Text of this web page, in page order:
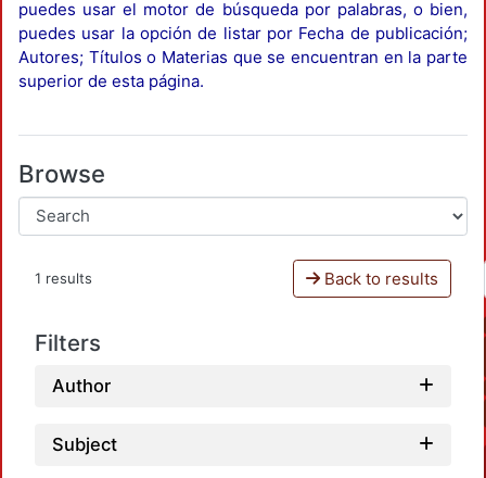
puedes usar el motor de búsqueda por palabras, o bien,
puedes usar la opción de listar por Fecha de publicación;
Autores; Títulos o Materias que se encuentran en la parte
superior de esta página.
Browse
1 results Back to results
Filters
Author
Subject